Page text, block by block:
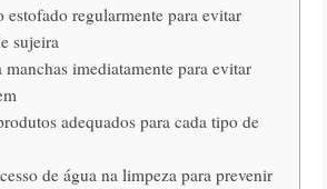
estofado regularmente para evitar
sujeira
manchas imediatamente para evitar
adequados para cada tipo de
de água na limpeza para prevenir